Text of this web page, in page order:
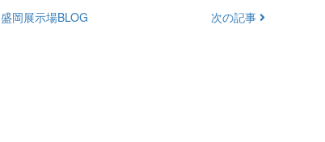
盛岡展示場BLOG 次の記事